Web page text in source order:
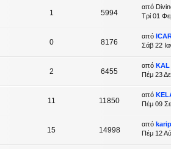
1 5994
από
Τρί 01
0 8176
από
Σάβ 22
2 6455
από KAL
Πέμ 23
11 11850
από
Πέμ 09
15 14998
από
Πέμ 12